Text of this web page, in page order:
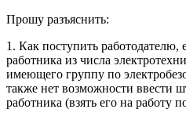
Прошу разъяснить:
1. Как поступить работодателю,
работника из числа
имеющего группу по
также нет возможности ввести
работника (взять его на работу